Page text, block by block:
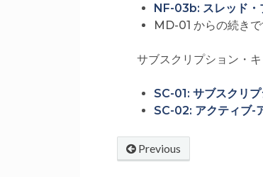
NF-03b: スレッド・
MD-01 からの続き
サブスクリプション・
SC-01: サブスクリ
SC-02: アクティブ-
Previous